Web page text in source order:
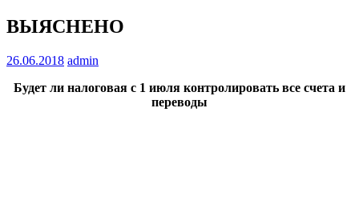
ВЫЯСНЕНО
26.06.2018 admin
Будет ли налоговая с 1 июля контролировать все счета и
переводы